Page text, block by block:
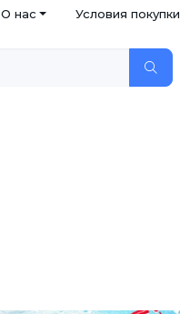
О нас Условия покупки